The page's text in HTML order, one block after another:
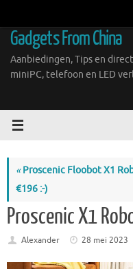
inhoud
Gadgets From China
Aanbiedingen, Tips en
miniPC, telefoon en LED
«Proscenic Floobot X1
€196 :-)
Proscenic X1
Alexander 28 mei 2023